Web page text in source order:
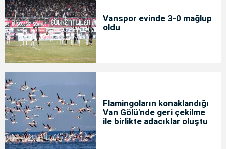
Vanspor evinde 3-0 mağlup
oldu
Flamingoların konaklandığı
Van Gölü'nde geri çekilme
ile birlikte adacıklar oluştu